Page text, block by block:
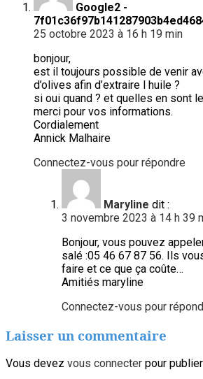
Google2 -
25 octobre 2023 à 16 h 19 min
bonjour,
est il toujours possible de venir
d’olives afin d’extraire l huile ?
si oui quand ? et quelles en sont
merci pour vos informations.
Cordialement
Annick Malhaire
Connectez-vous pour répondre
Maryline dit :
3 novembre 2023 à 14 h 39
Bonjour, vous pouvez
salé :05 46 67 87 56. Ils
faire et ce que ça coûte…
Amitiés maryline
Connectez-vous pour
Laisser un commentaire
Vous devez vous connecter pour